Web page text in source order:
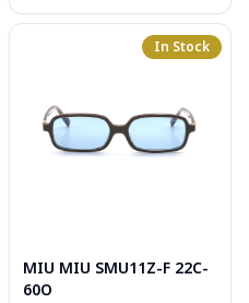
In Stock
MIU MIU SMU11Z-F 22C-
60O